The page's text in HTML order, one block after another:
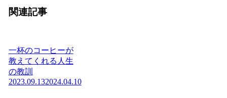
関連記事
一杯のコーヒーが
教えてくれる人生
の教訓
2023.09.132024.04.10